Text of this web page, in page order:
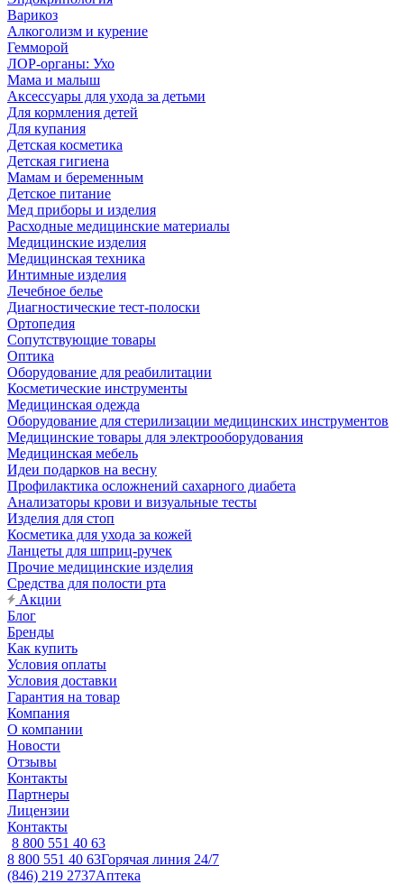
Варикоз
Алкоголизм и курение
Гемморой
ЛОР-органы: Ухо
Мама и малыш
Аксессуары для ухода за детьми
Для кормления детей
Для купания
Детская косметика
Детская гигиена
Мамам и беременным
Детское питание
Мед приборы и изделия
Расходные медицинские материалы
Медицинские изделия
Медицинская техника
Интимные изделия
Лечебное белье
Диагностические тест-полоски
Ортопедия
Сопутствующие товары
Оптика
Оборудование для реабилитации
Косметические инструменты
Медицинская одежда
Оборудование для стерилизации медицинских инструментов
Медицинские товары для электрооборудования
Медицинская мебель
Идеи подарков на весну
Профилактика осложнений сахарного диабета
Анализаторы крови и визуальные тесты
Изделия для стоп
Косметика для ухода за кожей
Ланцеты для шприц-ручек
Прочие медицинские изделия
Средства для полости рта
Акции
Блог
Бренды
Как купить
Условия оплаты
Условия доставки
Гарантия на товар
Компания
О компании
Новости
Отзывы
Контакты
Партнеры
Лицензии
Контакты
8 800 551 40 63
8 800 551 40 63Горячая линия 24/7
(846) 219 2737Аптека